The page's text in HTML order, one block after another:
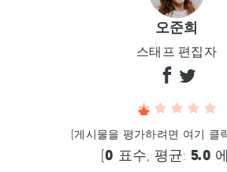
오준희
스태프 편집자
(게시물을 평가하려면 여기 클
(0 표수, 평균: 5.0